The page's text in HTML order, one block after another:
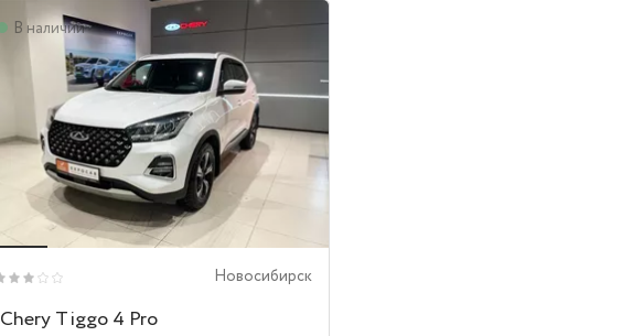
В наличии
Новосибирск
Chery Tiggo 4 Pro